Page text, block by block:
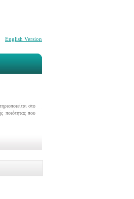
English Version
στο
ποιότητας που